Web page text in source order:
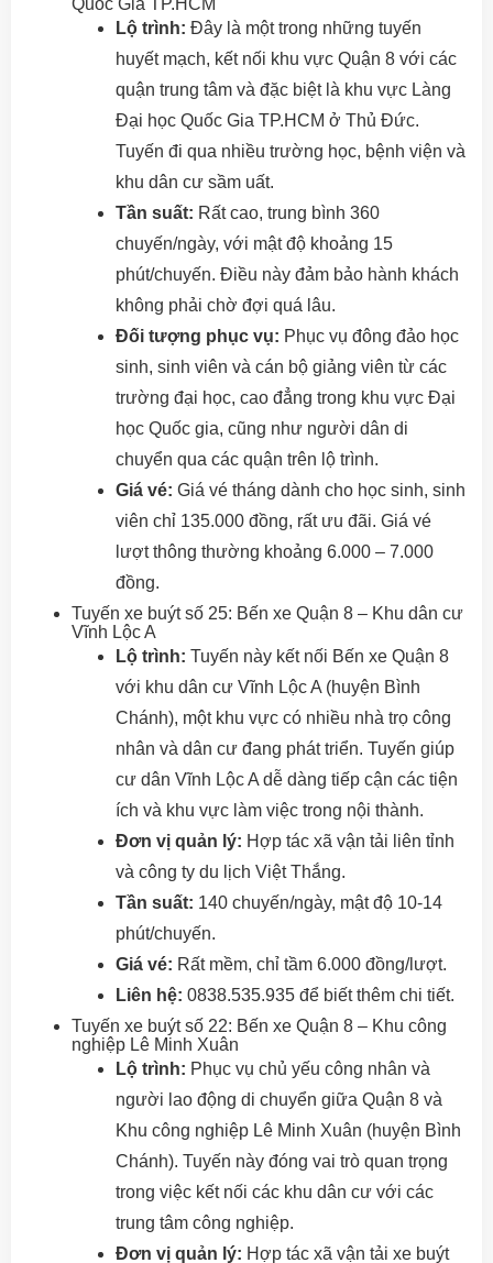
Lộ trình: Đây là một trong những tuyến
huyết mạch, kết nối khu vực Quận 8 với các
quận trung tâm và đặc biệt là khu vực Làng
Đại học Quốc Gia TP.HCM ở Thủ Đức.
Tuyến đi qua nhiều trường học, bệnh viện và
khu dân cư sầm uất.
Tần suất: Rất cao, trung bình 360
chuyến/ngày, với mật độ khoảng 15
phút/chuyến. Điều này đảm bảo hành khách
không phải chờ đợi quá lâu.
Đối tượng phục vụ: Phục vụ đông đảo học
sinh, sinh viên và cán bộ giảng viên từ các
trường đại học, cao đẳng trong khu vực Đại
học Quốc gia, cũng như người dân di
chuyển qua các quận trên lộ trình.
Giá vé: Giá vé tháng dành cho học sinh, sinh
viên chỉ 135.000 đồng, rất ưu đãi. Giá vé
lượt thông thường khoảng 6.000 – 7.000
đồng.
Tuyến xe buýt số 25: Bến xe Quận 8 – Khu dân cư
Vĩnh Lộc A
Lộ trình: Tuyến này kết nối Bến xe Quận 8
với khu dân cư Vĩnh Lộc A (huyện Bình
Chánh), một khu vực có nhiều nhà trọ công
nhân và dân cư đang phát triển. Tuyến giúp
cư dân Vĩnh Lộc A dễ dàng tiếp cận các tiện
ích và khu vực làm việc trong nội thành.
Đơn vị quản lý: Hợp tác xã vận tải liên tỉnh
và công ty du lịch Việt Thắng.
Tần suất: 140 chuyến/ngày, mật độ 10-14
phút/chuyến.
Giá vé: Rất mềm, chỉ tầm 6.000 đồng/lượt.
Liên hệ: 0838.535.935 để biết thêm chi tiết.
Tuyến xe buýt số 22: Bến xe Quận 8 – Khu công
nghiệp Lê Minh Xuân
Lộ trình: Phục vụ chủ yếu công nhân và
người lao động di chuyển giữa Quận 8 và
Khu công nghiệp Lê Minh Xuân (huyện Bình
Chánh). Tuyến này đóng vai trò quan trọng
trong việc kết nối các khu dân cư với các
trung tâm công nghiệp.
Đơn vị quản lý: Hợp tác xã vận tải xe buýt